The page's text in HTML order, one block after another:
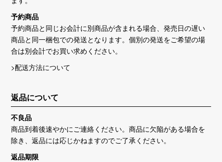
予約商品
予約商品と同じお会計に別商品が含まれる場合、発売日の遅い
商品と同一梱包での発送となります。個別の発送をご希望の場
合は別会計でお買い求めください。
>配送方法について
返品について
不良品
商品到着後速やかにご連絡ください。商品に欠陥がある場合を
除き、返品には応じかねますのでご了承ください。
返品期限